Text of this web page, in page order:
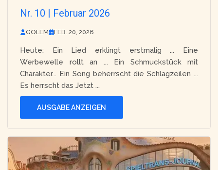
Nr. 10 | Februar 2026
GOLEM FEB. 20, 2026
Heute: Ein Lied erklingt erstmalig ... Eine
Werbewelle rollt an ... Ein Schmuckstück mit
Charakter... Ein Song beherrscht die Schlagzeilen ...
Es herrscht das Jetzt ...
AUSGABE ANZEIGEN